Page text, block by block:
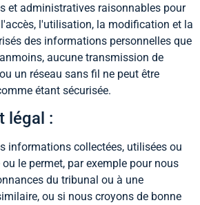
et administratives raisonnables pour
l'utilisation, la modification et la
des informations personnelles que
aucune transmission de
un réseau sans fil ne peut être
étant sécurisée.
légal :
informations collectées, utilisées ou
le permet, par exemple pour nous
du tribunal ou à une
ou si nous croyons de bonne